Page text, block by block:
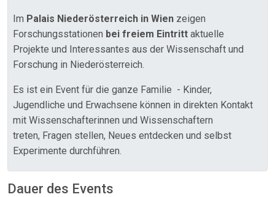
Im Palais Niederösterreich in Wien zeigen
Forschungsstationen bei freiem Eintritt aktuelle
Projekte und Interessantes aus der Wissenschaft und
Forschung in Niederösterreich.
Es ist ein Event für die ganze Familie - Kinder,
Jugendliche und Erwachsene können in direkten Kontakt
mit Wissenschafterinnen und Wissenschaftern
treten, Fragen stellen, Neues entdecken und selbst
Experimente durchführen.
Dauer des Events